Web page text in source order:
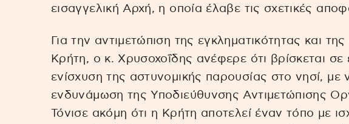
εισαγγελική Αρχή, η οποία έλαβε τις σχετικές
Για την αντιμετώπιση της εγκληματικότητας και
Κρήτη, ο κ. Χρυσοχοΐδης ανέφερε ότι βρίσκεται σε
ενίσχυση της αστυνομικής παρουσίας στο νησί, με
ενδυνάμωση της Υποδιεύθυνσης Αντιμετώπισης
Τόνισε ακόμη ότι η Κρήτη αποτελεί έναν τόπο με